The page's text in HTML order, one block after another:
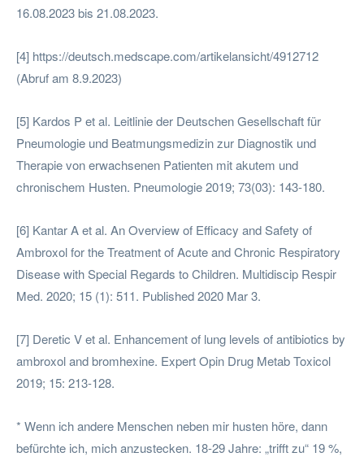
16.08.2023 bis 21.08.2023.
[4] https://deutsch.medscape.com/artikelansicht/4912712
(Abruf am 8.9.2023)
[5] Kardos P et al. Leitlinie der Deutschen Gesellschaft für
Pneumologie und Beatmungsmedizin zur Diagnostik und
Therapie von erwachsenen Patienten mit akutem und
chronischem Husten. Pneumologie 2019; 73(03): 143-180.
[6] Kantar A et al. An Overview of Efficacy and Safety of
Ambroxol for the Treatment of Acute and Chronic Respiratory
Disease with Special Regards to Children. Multidiscip Respir
Med. 2020; 15 (1): 511. Published 2020 Mar 3.
[7] Deretic V et al. Enhancement of lung levels of antibiotics by
ambroxol and bromhexine. Expert Opin Drug Metab Toxicol
2019; 15: 213-128.
* Wenn ich andere Menschen neben mir husten höre, dann
befürchte ich, mich anzustecken. 18-29 Jahre: „trifft zu“ 19 %,